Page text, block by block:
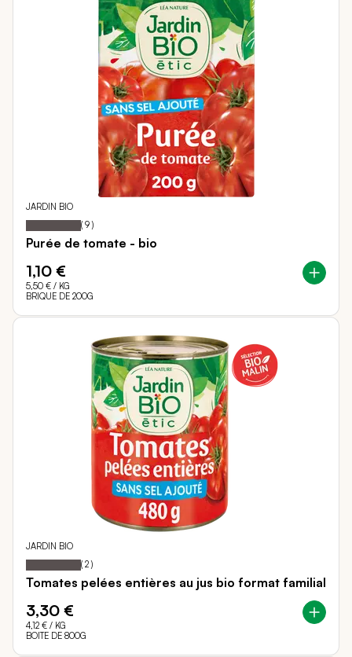
JARDIN BIO
Notation: 100
% of
( 9 )
Purée de tomate - bio
1,10 €
5,50 € / KG
BRIQUE DE 200G
JARDIN BIO
Notation: 100
% of
( 2 )
Tomates pelées entières au jus bio format familial
3,30 €
4,12 € / KG
BOITE DE 800G